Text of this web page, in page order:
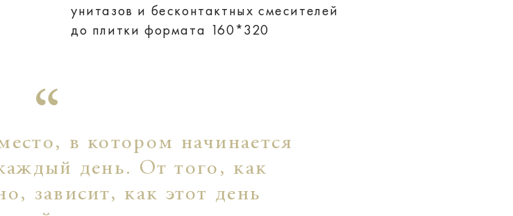
унитазов и бесконтактных смесителей
до плитки формата 160*320
в котором начинается
день. От того, как
зависит, как этот день